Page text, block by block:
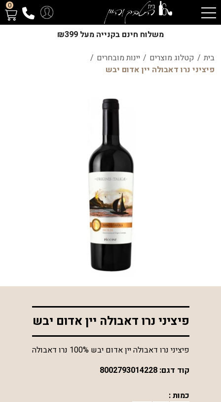
0
משלוח חינם בקנייה מעל ₪399
בית / קטלוג מוצרים / יינות מובחרים /
פיציני נרו דאבולה יין אדום יבש
פיציני נרו דאבולה יין אדום יבש
פיציני נרו דאבולה יין אדום יבש 100% נרו דאבולה
קוד דגם:8002793014228
כמות :